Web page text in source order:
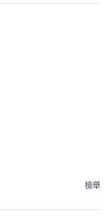
檢舉